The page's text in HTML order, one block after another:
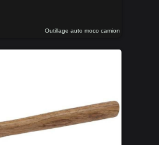
Outillage auto moco camion